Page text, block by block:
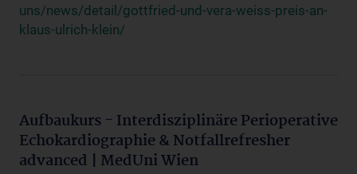
uns/news/detail/gottfried-und-vera-weiss-preis-an-
klaus-ulrich-klein/
Aufbaukurs - Interdisziplinäre Perioperative
Echokardiographie & Notfallrefresher
advanced | MedUni Wien